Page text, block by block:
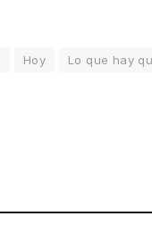
Hoy Lo que hay